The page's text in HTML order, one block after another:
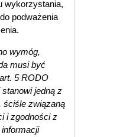
wykorzystania,
podważenia
wymóg,
musi być
5 RODO
jedną z
ściśle związaną
i zgodności z